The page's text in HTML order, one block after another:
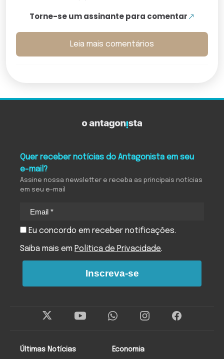
Torne-se um assinante para comentar
Leia mais comentários
Últimas Notícias Economia
Quer receber notícias do Antagonista em seu
e-mail?
Assine nossa newsletter e receba as principais notícias
em seu e-mail
Eu concordo em receber notificações.
Saiba mais em Política de Privacidade.
Inscreva-se